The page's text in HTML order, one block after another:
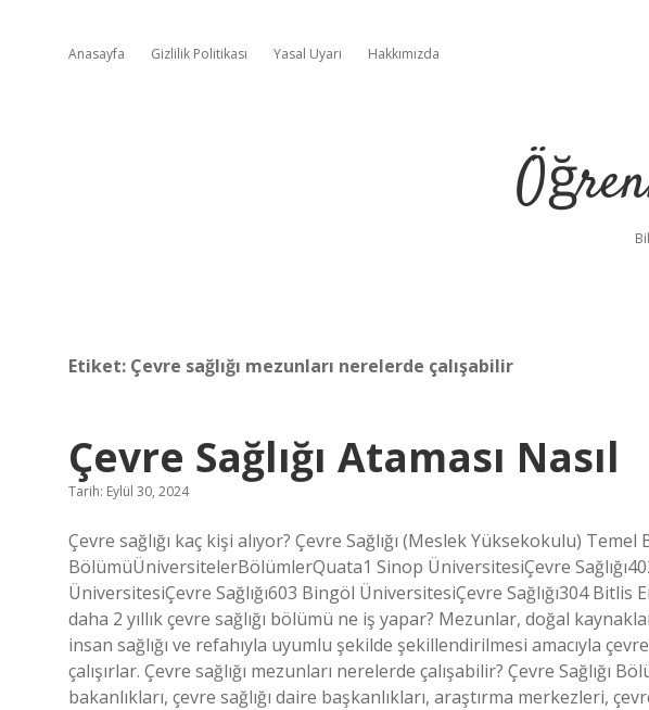
Anasayfa Gizlilik Politikası Yasal Uyarı Hakkımızda
Etiket: Çevre sağlığı mezunları nerelerde çalışabilir
Çevre Sağlığı Ataması Nasıl
Tarih: Eylül 30, 2024
Çevre sağlığı kaç kişi alıyor? Çevre Sağlığı (Meslek Yüksekokulu) Temel
BölümüÜniversitelerBölümlerQuata1 Sinop ÜniversitesiÇevre
ÜniversitesiÇevre Sağlığı603 Bingöl ÜniversitesiÇevre Sağlığı304 Bitlis
daha 2 yıllık çevre sağlığı bölümü ne iş yapar? Mezunlar, doğal
insan sağlığı ve refahıyla uyumlu şekilde şekillendirilmesi amacıyla
çalışırlar. Çevre sağlığı mezunları nerelerde çalışabilir? Çevre Sağlığı
bakanlıkları, çevre sağlığı daire başkanlıkları, araştırma merkezleri,